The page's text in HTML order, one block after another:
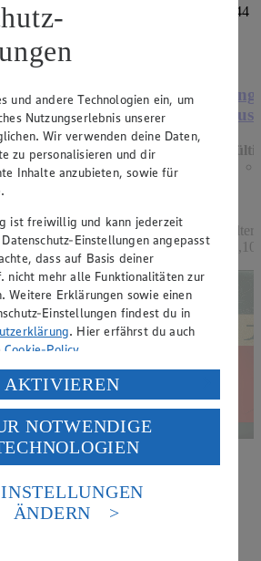
Blank e.K., Hokelsumer Str. 1, 26844
Soßenbinder oder
Preis von 1.19€ (Insgesamt -33%
Packung, (1kg = 4,76)
11,10)
und andere Technologien ein, um
Nutzungserlebnis unserer
Wir verwenden deine Daten,
zu personalisieren und dir
Inhalte anzubieten, sowie für
ist freiwillig und kann jederzeit
Einstellungen angepasst
dass auf Basis deiner
nicht mehr alle Funktionalitäten zur
Weitere Erklärungen sowie einen
Einstellungen findest du in
. Hier erfährst du auch
Cookie-Policy.
personenbezogenen Daten in den
und YouTube:
klickst, willigst du im Sinne
Satz 1 lit. a) DSGVO ein, dass deine
verarbeitet werden. Der EuGH sieht
einem nach europäischen
Datenschutzniveau an.
eines Zugriffs durch US-
AKTIVIEREN
NOTWENDIGE
ÄNDERN